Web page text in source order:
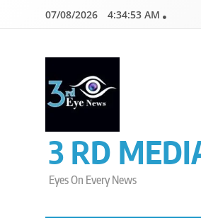
07/08/2026 4:34:53 AM
3 RD
Eyes On Every News